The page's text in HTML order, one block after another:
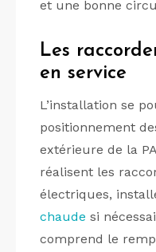
et une bonne
Les
en service
L’installation se
positionnement
extérieure de la
réalisent les
électriques,
chaude si
comprend le